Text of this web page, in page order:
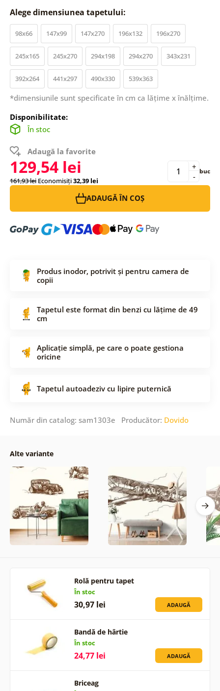
Alege dimensiunea tapetului:
98x66 147x99 147x270 196x132 196x270
245x165 245x270 294x198 294x270 343x231
392x264 441x297 490x330 539x363
*dimensiunile sunt specificate în cm ca lățime x înălțime.
Disponibilitate:
În stoc
Adaugă la favorite
129,54 lei
161,93 lei Economisiți32,39 lei -
+ buc
ADAUGĂ ÎN COȘ
Produs inodor, potrivit și pentru camera de
copii
Tapetul este format din benzi cu lățime de 49
cm
Aplicație simplă, pe care o poate gestiona
oricine
Tapetul autoadeziv cu lipire puternică
Număr din catalog: sam1303e Producător: Dovido
Alte variante
Rolă pentru tapet
În stoc
30,97 lei ADAUGĂ
Bandă de hârtie
În stoc
24,77 lei ADAUGĂ
Briceag